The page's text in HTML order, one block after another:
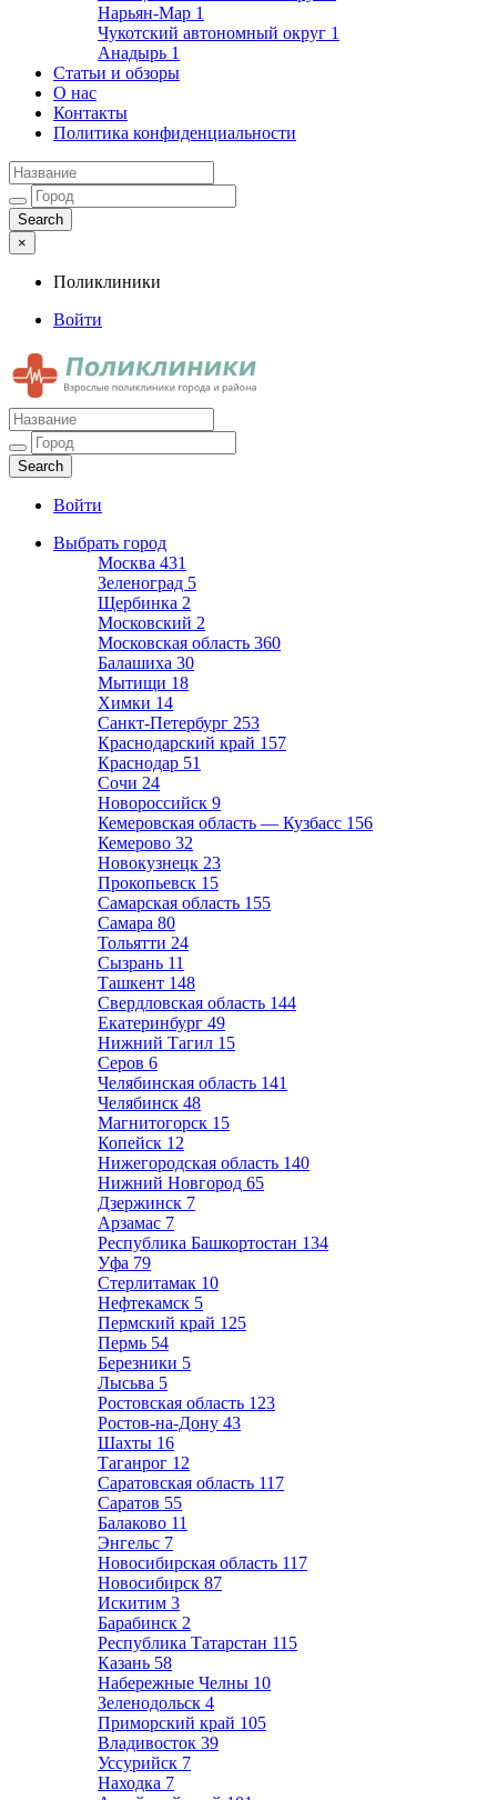
Нарьян-Мар 1
Чукотский автономный округ 1
Анадырь 1
Статьи и обзоры
О нас
Контакты
Политика конфиденциальности
×
Поликлиники
Войти
Поликлиники
Взрослые поликлиники города и района
Войти
Выбрать город
Москва 431
Зеленоград 5
Щербинка 2
Московский 2
Московская область 360
Балашиха 30
Мытищи 18
Химки 14
Санкт-Петербург 253
Краснодарский край 157
Краснодар 51
Сочи 24
Новороссийск 9
Кемеровская область — Кузбасс 156
Кемерово 32
Новокузнецк 23
Прокопьевск 15
Самарская область 155
Самара 80
Тольятти 24
Сызрань 11
Ташкент 148
Свердловская область 144
Екатеринбург 49
Нижний Тагил 15
Серов 6
Челябинская область 141
Челябинск 48
Магнитогорск 15
Копейск 12
Нижегородская область 140
Нижний Новгород 65
Дзержинск 7
Арзамас 7
Республика Башкортостан 134
Уфа 79
Стерлитамак 10
Нефтекамск 5
Пермский край 125
Пермь 54
Березники 5
Лысьва 5
Ростовская область 123
Ростов-на-Дону 43
Шахты 16
Таганрог 12
Саратовская область 117
Саратов 55
Балаково 11
Энгельс 7
Новосибирская область 117
Новосибирск 87
Искитим 3
Барабинск 2
Республика Татарстан 115
Казань 58
Набережные Челны 10
Зеленодольск 4
Приморский край 105
Владивосток 39
Уссурийск 7
Находка 7